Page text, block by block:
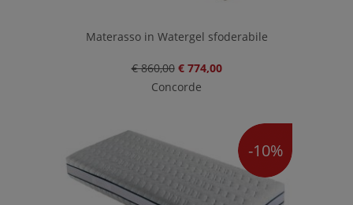
Materasso in Watergel sfoderabile
€ 860,00 € 774,00
Concorde
-10%